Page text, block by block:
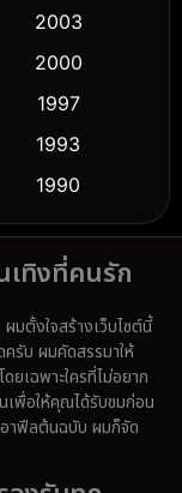
(10)
(5)
(92)
2003
2000
1997
1993
1990
1986
1982
1953
ทิงที่คนรัก
มตั้งใจสร้างเว็บไซต์นี้
รับ ผมคัดสรรมาให้
เฉพาะใครที่ไม่อยาก
เพื่อให้คุณได้รับชมก่อน
อาฟีลต้นฉบับ ผมก็จัด